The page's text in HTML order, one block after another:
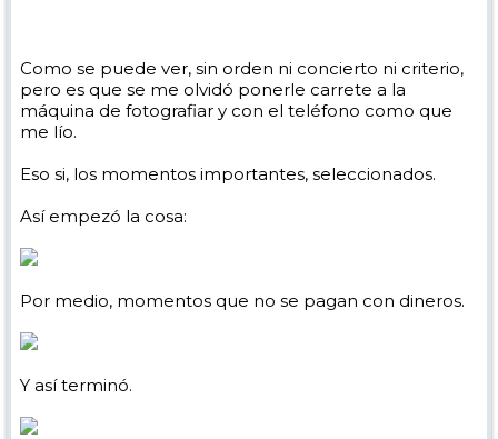
Como se puede ver, sin orden ni concierto ni criterio,
pero es que se me olvidó ponerle carrete a la
máquina de fotografiar y con el teléfono como que
me lío.
Eso si, los momentos importantes, seleccionados.
Así empezó la cosa:
Por medio, momentos que no se pagan con dineros.
Y así terminó.